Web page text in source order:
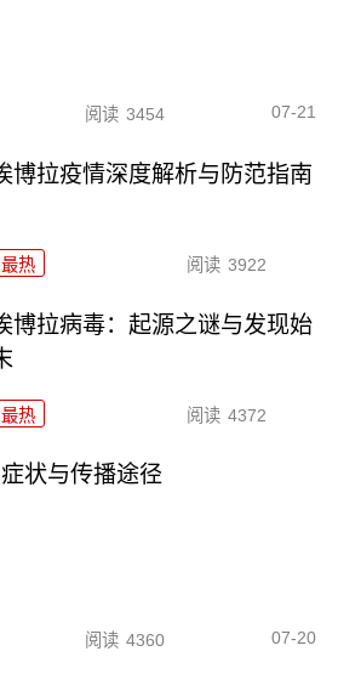
阅读 3454 07-21
博拉疫情深度解析与防范指南
最热 阅读 3922
博拉病毒：起源之谜与发现始
最热 阅读 4372
状与传播途径
阅读 4360 07-20